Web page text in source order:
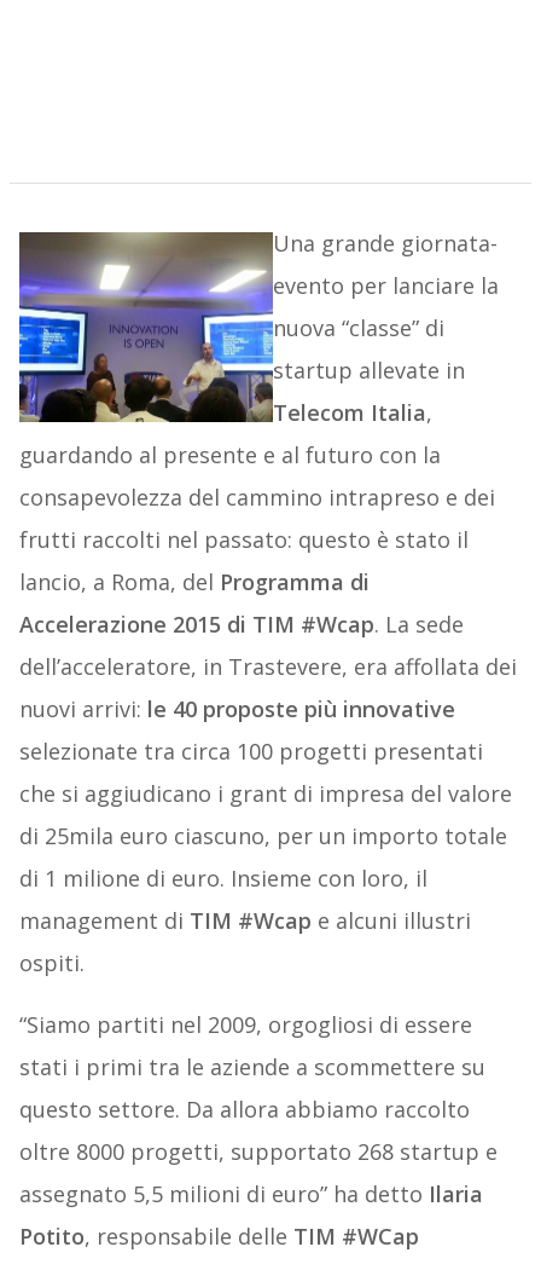
Una grande giornata-
evento per lanciare la
nuova “classe” di
startup allevate in
Telecom Italia,
guardando al presente e al futuro con la
consapevolezza del cammino intrapreso e dei
frutti raccolti nel passato: questo è stato il
lancio, a Roma, del Programma di
Accelerazione 2015 di TIM #Wcap. La sede
dell’acceleratore, in Trastevere, era affollata dei
nuovi arrivi: le 40 proposte più innovative
selezionate tra circa 100 progetti presentati
che si aggiudicano i grant di impresa del valore
di 25mila euro ciascuno, per un importo totale
di 1 milione di euro. Insieme con loro, il
management di TIM #Wcap e alcuni illustri
ospiti.
“Siamo partiti nel 2009, orgogliosi di essere
stati i primi tra le aziende a scommettere su
questo settore. Da allora abbiamo raccolto
oltre 8000 progetti, supportato 268 startup e
assegnato 5,5 milioni di euro” ha detto Ilaria
Potito, responsabile delle TIM #WCap